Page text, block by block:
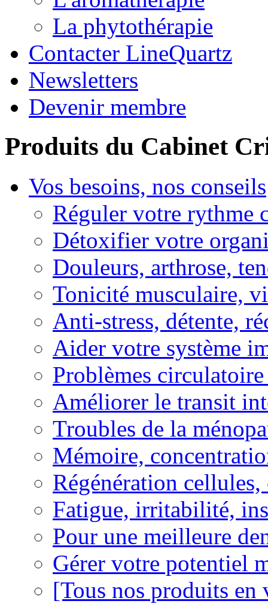
La phytothérapie
Contacter LineQuartz
Newsletters
Devenir membre
Produits du Cabinet
Vos besoins, nos conseils
Réguler votre rythme
Détoxifier votre
Douleurs, arthrose,
Tonicité musculaire,
Anti-stress, détente,
Aider votre système
Problèmes
Améliorer le transit
Troubles de la
Mémoire,
Régénération
Fatigue, irritabilité,
Pour une meilleure
Gérer votre potentiel
[Tous nos produits en